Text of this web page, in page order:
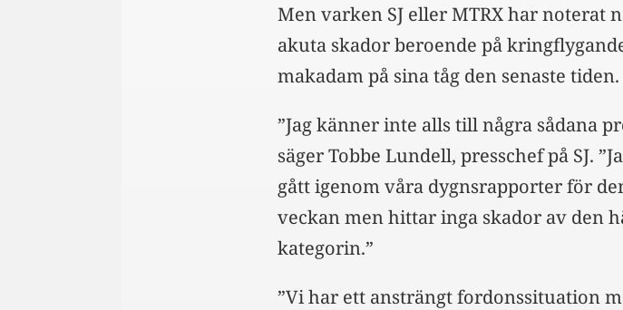
Men varken SJ eller MTRX har noterat
akuta skador beroende på
makadam på sina tåg den senaste tiden.
”Jag känner inte alls till några sådana
säger Tobbe Lundell, presschef på SJ.
gått igenom våra dygnsrapporter för
veckan men hittar inga skador av den
kategorin.”
”Vi har ett ansträngt fordonssituation